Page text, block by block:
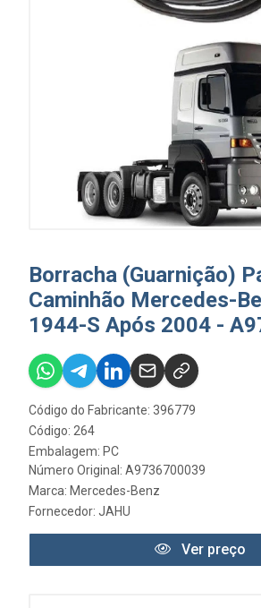
Borracha (Guarnição)
Caminhão Mercedes-
1944-S Após 2004 -
Código do Fabricante: 396779
Código: 264
Embalagem: PC
Número Original: A9736700039
Marca: Mercedes-Benz
Fornecedor: JAHU
Ver preço